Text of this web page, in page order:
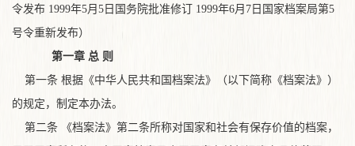
令发布 1999年5月5日国务院批准修订 1999年6月7日国家档案局第5
号令重新发布）
第一章 总 则
第一条 根据《中华人民共和国档案法》（以下简称《档案法》）
的规定，制定本办法。
第二条 《档案法》第二条所称对国家和社会有保存价值的档案，